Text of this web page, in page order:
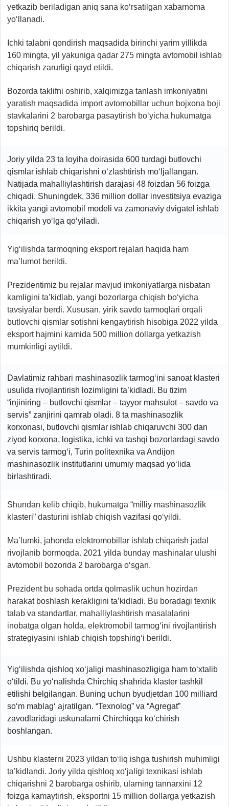
yetkazib beriladigan aniq sana ko‘rsatilgan xabarnoma
yo‘llanadi.
Ichki talabni qondirish maqsadida birinchi yarim yillikda
160 mingta, yil yakuniga qadar 275 mingta avtomobil ishlab
chiqarish zarurligi qayd etildi.
Bozorda taklifni oshirib, xalqimizga tanlash imkoniyatini
yaratish maqsadida import avtomobillar uchun bojxona boji
stavkalarini 2 barobarga pasaytirish bo‘yicha hukumatga
topshiriq berildi.
Joriy yilda 23 ta loyiha doirasida 600 turdagi butlovchi
qismlar ishlab chiqarishni o‘zlashtirish mo‘ljallangan.
Natijada mahalliylashtirish darajasi 48 foizdan 56 foizga
chiqadi. Shuningdek, 336 million dollar investitsiya evaziga
ikkita yangi avtomobil modeli va zamonaviy dvigatel ishlab
chiqarish yo‘lga qo‘yiladi.
Yig‘ilishda tarmoqning eksport rejalari haqida ham
ma’lumot berildi.
Prezidentimiz bu rejalar mavjud imkoniyatlarga nisbatan
kamligini ta’kidlab, yangi bozorlarga chiqish bo‘yicha
tavsiyalar berdi. Xususan, yirik savdo tarmoqlari orqali
butlovchi qismlar sotishni kengaytirish hisobiga 2022 yilda
eksport hajmini kamida 500 million dollarga yetkazish
mumkinligi aytildi.
Davlatimiz rahbari mashinasozlik tarmog‘ini sanoat klasteri
usulida rivojlantirish lozimligini ta’kidladi. Bu tizim
“injiniring – butlovchi qismlar – tayyor mahsulot – savdo va
servis” zanjirini qamrab oladi. 8 ta mashinasozlik
korxonasi, butlovchi qismlar ishlab chiqaruvchi 300 dan
ziyod korxona, logistika, ichki va tashqi bozorlardagi savdo
va servis tarmog‘i, Turin politexnika va Andijon
mashinasozlik institutlarini umumiy maqsad yo‘lida
birlashtiradi.
Shundan kelib chiqib, hukumatga “milliy mashinasozlik
klasteri” dasturini ishlab chiqish vazifasi qo‘yildi.
Ma’lumki, jahonda elektromobillar ishlab chiqarish jadal
rivojlanib bormoqda. 2021 yilda bunday mashinalar ulushi
avtomobil bozorida 2 barobarga o‘sgan.
Prezident bu sohada ortda qolmaslik uchun hozirdan
harakat boshlash kerakligini ta’kidladi. Bu boradagi texnik
talab va standartlar, mahalliylashtirish masalalarini
inobatga olgan holda, elektromobil tarmog‘ini rivojlantirish
strategiyasini ishlab chiqish topshirig‘i berildi.
Yig‘ilishda qishloq xo‘jaligi mashinasozligiga ham to‘xtalib
o‘tildi. Bu yo‘nalishda Chirchiq shahrida klaster tashkil
etilishi belgilangan. Buning uchun byudjetdan 100 milliard
so‘m mablag‘ ajratilgan. “Texnolog” va “Agregat”
zavodlaridagi uskunalarni Chirchiqqa ko‘chirish
boshlangan.
Ushbu klasterni 2023 yildan to‘liq ishga tushirish muhimligi
ta’kidlandi. Joriy yilda qishloq xo‘jaligi texnikasi ishlab
chiqarishni 2 barobarga oshirib, ularning tannarxini 12
foizga kamaytirish, eksportni 15 million dollarga yetkazish